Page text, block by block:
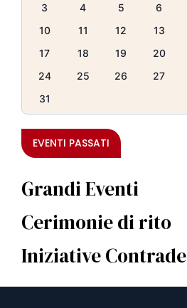
3
4 5 6
10
11 12 13
17
18 19 20
24
25 26 27
31
EVENTI PASSATI
Grandi Eventi
Cerimonie di rito
Iniziative Contrade